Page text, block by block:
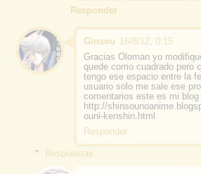
Responder
Ginsou 16/8/12, 0:15
Gracias Oloman yo
quede como cuadrado pero
tengo ese espacio entre la
usuario solo me sale ese
comentarios este es mi blog
http://
ouni-kenshin.html
Responder
Respuestas